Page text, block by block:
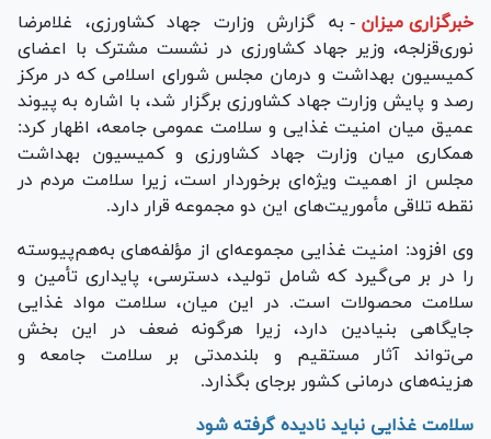
خبرگزاری میزان - به گزارش وزارت جهاد کشاورزی، غلامرضا
نوری‌قزلجه، وزیر جهاد کشاورزی در نشست مشترک با اعضای
کمیسیون بهداشت و درمان مجلس شورای اسلامی که در مرکز
رصد و پایش وزارت جهاد کشاورزی برگزار شد، با اشاره به پیوند
عمیق میان امنیت غذایی و سلامت عمومی جامعه، اظهار کرد:
همکاری میان وزارت جهاد کشاورزی و کمیسیون بهداشت
مجلس از اهمیت ویژه‌ای برخوردار است، زیرا سلامت مردم در
نقطه تلاقی مأموریت‌های این دو مجموعه قرار دارد.
وی افزود: امنیت غذایی مجموعه‌ای از مؤلفه‌های به‌هم‌پیوسته
را در بر می‌گیرد که شامل تولید، دسترسی، پایداری تأمین و
سلامت محصولات است. در این میان، سلامت مواد غذایی
جایگاهی بنیادین دارد، زیرا هرگونه ضعف در این بخش
می‌تواند آثار مستقیم و بلندمدتی بر سلامت جامعه و
هزینه‌های درمانی کشور برجای بگذارد.
سلامت غذایی نباید نادیده گرفته شود